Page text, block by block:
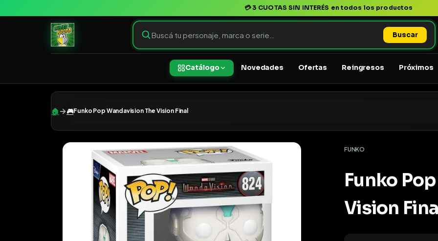
💳3 CUOTAS SIN INTERÉS en todos los productos
Buscar
Catálogo Novedades Ofertas Reingresos Próximos
🏠 →🎮Funko Pop Wandavision The Vision Final
FUNKO
Funko
Vision